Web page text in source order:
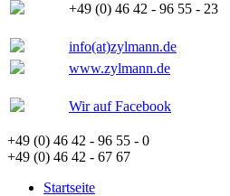
+49 (0) 46 42 - 96 55 - 23
info(at)zylmann.de
www.zylmann.de
Wir auf Facebook
+49 (0) 46 42 - 96 55 - 0
+49 (0) 46 42 - 67 67
Startseite